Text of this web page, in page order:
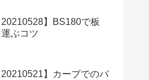
20210528】BS180で板
運ぶコツ
20210521】カーブでのバ